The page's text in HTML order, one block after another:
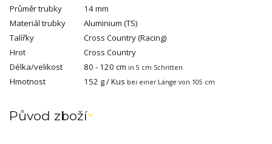
Průměr trubky
14 mm
Materiál trubky
Aluminium (TS)
Talířky
Cross Country (Racing)
Hrot
Cross Country
Délka/velikost
80 - 120 cm in 5 cm Schritten
Hmotnost 152 g / Kus bei einer Länge von 105 cm
Původ zboží